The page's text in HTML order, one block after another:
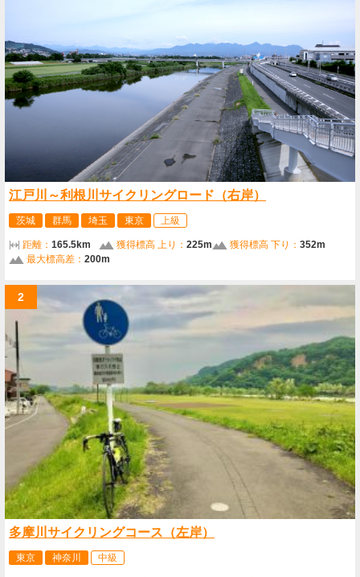
江戸川～利根川サイクリングロード（右岸）
茨城 群馬 埼玉 東京 上級
距離： 165.5km 獲得標高 上り： 225m 獲得標高 下り： 352m
最大標高差： 200m
多摩川サイクリングコース（左岸）
東京 神奈川 中級